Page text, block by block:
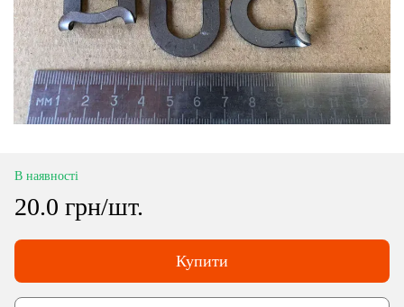
В наявності
20.0 грн/шт.
Купити